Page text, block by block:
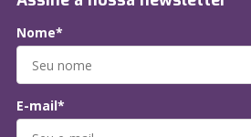
Nome*
E-mail*